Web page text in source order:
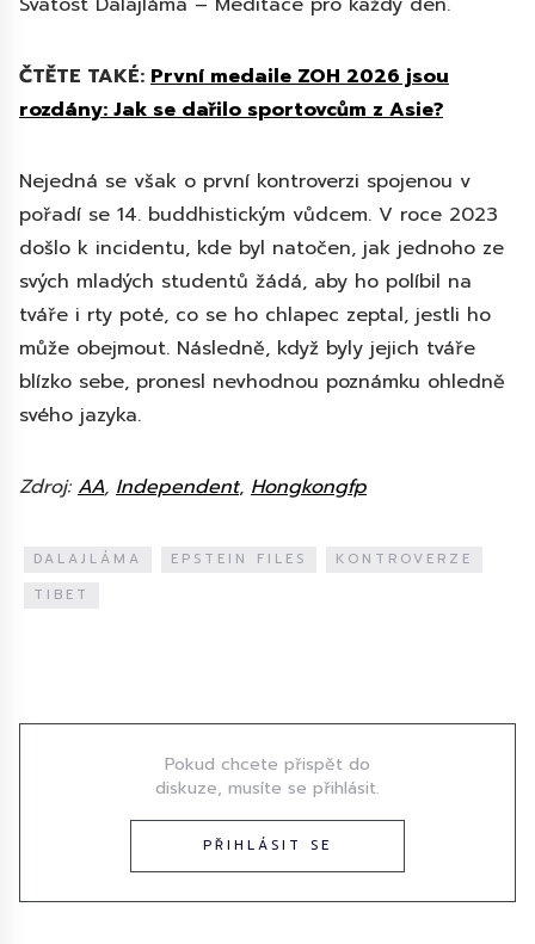
ČTĚTE TAKÉ: První medaile ZOH 2026 jsou
rozdány: Jak se dařilo sportovcům z Asie?
Nejedná se však o první kontroverzi spojenou v
pořadí se 14. buddhistickým vůdcem. V roce 2023
došlo k incidentu, kde byl natočen, jak jednoho ze
svých mladých studentů žádá, aby ho políbil na
tváře i rty poté, co se ho chlapec zeptal, jestli ho
může obejmout. Následně, když byly jejich tváře
blízko sebe, pronesl nevhodnou poznámku ohledně
svého jazyka.
Zdroj: AA, Independent, Hongkongfp
DALAJLÁMA EPSTEIN FILES
KONTROVERZE
TIBET
Pokud chcete přispět do
diskuze, musíte se přihlásit.
PŘIHLÁSIT SE